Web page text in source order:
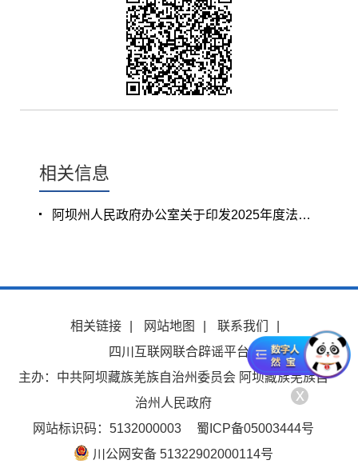
相关信息
阿坝州人民政府办公室关于印发2025年度法治政府建设重点工作安排的通知
相关链接 网站地图 联系我们
四川互联网联合辟谣平台
主办：中共阿坝藏族羌族自治州委员会 阿坝藏族羌族自
治州人民政府
网站标识码：5132000003
蜀ICP备05003444号
川公网安备 51322902000114号
x